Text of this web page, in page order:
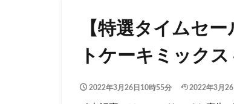
【特選タイムセ
トケーキミックス
2022年3月26日10時55分 2022年3月